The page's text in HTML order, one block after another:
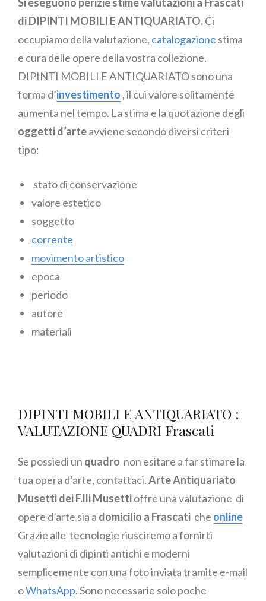
Si eseguono perizie stime valutazioni a Frascati
di DIPINTI MOBILI E ANTIQUARIATO.Ci
occupiamo della valutazione, catalogazione stima
e cura delle opere della vostra collezione.
DIPINTI MOBILI E ANTIQUARIATO sono una
forma d’investimento , il cui valore solitamente
aumenta nel tempo. La stima e la quotazione degli
oggetti d’arteavviene secondo diversi criteri
tipo:
stato di conservazione
valore estetico
soggetto
corrente
movimento artistico
epoca
periodo
autore
materiali
DIPINTI MOBILI E ANTIQUARIATO :
VALUTAZIONE QUADRI Frascati
Se possiedi un quadro non esitare a far stimare la
tua opera d’arte, contattaci.Arte Antiquariato
Musetti dei F.lli Musettioffre una valutazione di
opere d’arte sia a domicilio a Frascati che online
Grazie alle tecnologie riusciremo a fornirti
valutazioni di dipinti antichi e moderni
semplicemente con una foto inviata tramite e-mail
oWhatsApp. Sono necessarie solo poche